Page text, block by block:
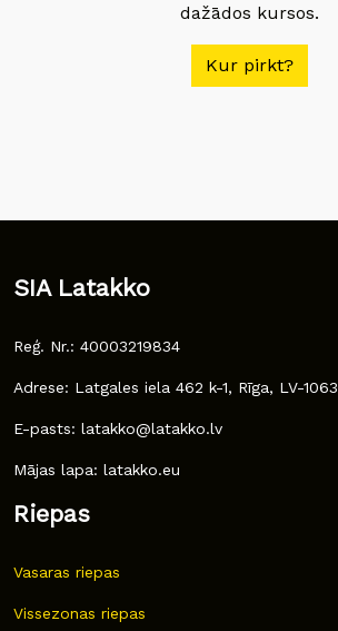
dažādos kursos.
Kur pirkt?
SIA Latakko
Reģ. Nr.: 40003219834
Adrese: Latgales iela 462 k-1, Rīga, LV-1063
E-pasts: latakko@latakko.lv
Mājas lapa: latakko.eu
Riepas
Vasaras riepas
Vissezonas riepas